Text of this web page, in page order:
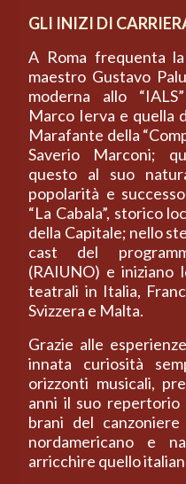
GLI INIZI DI
A Roma frequenta
maestro Gustavo
moderna allo
Marco Ierva e quella
Marafante della
Saverio Marconi;
questo al suo
popolarità e
“La Cabala”, storico
della Capitale; nello
cast del
(RAIUNO) e iniziano
teatrali in Italia,
Svizzera e Malta.
Grazie alle
innata curiosità
orizzonti musicali,
anni il suo repertorio
brani del canzoniere
nordamericano e
arricchire quello